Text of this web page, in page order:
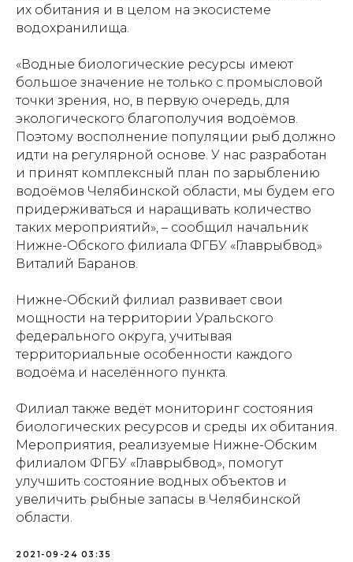
их обитания и в целом на экосистеме
водохранилища.
«Водные биологические ресурсы имеют
большое значение не только с промысловой
точки зрения, но, в первую очередь, для
экологического благополучия водоёмов.
Поэтому восполнение популяции рыб должно
идти на регулярной основе. У нас разработан
и принят комплексный план по зарыблению
водоёмов Челябинской области, мы будем его
придерживаться и наращивать количество
таких мероприятий», – сообщил начальник
Нижне-Обского филиала ФГБУ «Главрыбвод»
Виталий Баранов.
Нижне-Обский филиал развивает свои
мощности на территории Уральского
федерального округа, учитывая
территориальные особенности каждого
водоёма и населённого пункта.
Филиал также ведёт мониторинг состояния
биологических ресурсов и среды их обитания.
Мероприятия, реализуемые Нижне-Обским
филиалом ФГБУ «Главрыбвод», помогут
улучшить состояние водных объектов и
увеличить рыбные запасы в Челябинской
области.
2021-09-24 03:35